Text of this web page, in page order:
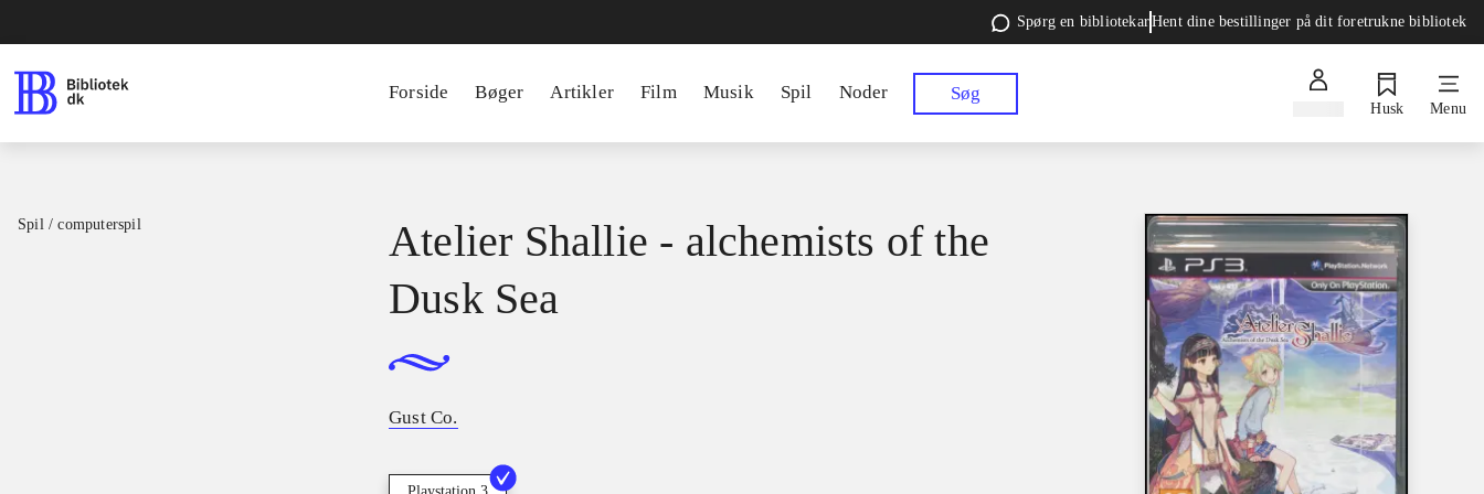
Spørg en bibliotekarHent dine bestillinger på dit foretrukne bibliotek
Forside Bøger Artikler Film Musik Spil Noder Søg
Husk Menu
Spil / computerspil
Atelier Shallie - alchemists of the
Dusk Sea
Gust Co.